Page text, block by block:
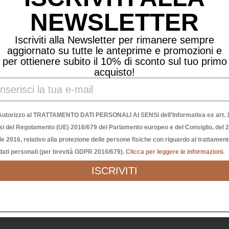
10,00€
NEWSLETTER
Iscriviti alla Newsletter per rimanere sempre
aggiornato su tutte le anteprime e promozioni e
per ottienere subito il 10% di sconto sul tuo primo
acquisto!
al TRATTAMENTO DATI PERSONALI AI SENSI dell'Informativa ex art.
del Regolamento (UE) 2016/679 del Parlamento europeo e del Consiglio, del
2016, relativo alla protezione delle persone fisiche con riguardo al
personali (per brevità GDPR 2016/679). Clicca per leggere le informazioni.
ISCRIVITI